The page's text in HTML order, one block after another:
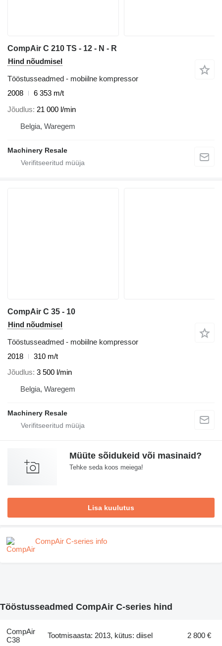
CompAir C 210 TS - 12 - N - R
Hind nõudmisel
Tööstusseadmed - mobiilne kompressor
2008
6 353 m/t
Jõudlus 21 000 l/min
Belgia, Waregem
Machinery Resale
CompAir C 35 - 10
Hind nõudmisel
Tööstusseadmed - mobiilne kompressor
2018
310 m/t
Jõudlus 3 500 l/min
Belgia, Waregem
Machinery Resale
Müüte sõidukeid või masinaid?
Tehke seda koos meiega!
Lisa kuulutus
CompAir C-series info
Tööstusseadmed CompAir C-series hind
CompAir
C38
Tootmisaasta: 2013, kütus: diisel 2 800 €